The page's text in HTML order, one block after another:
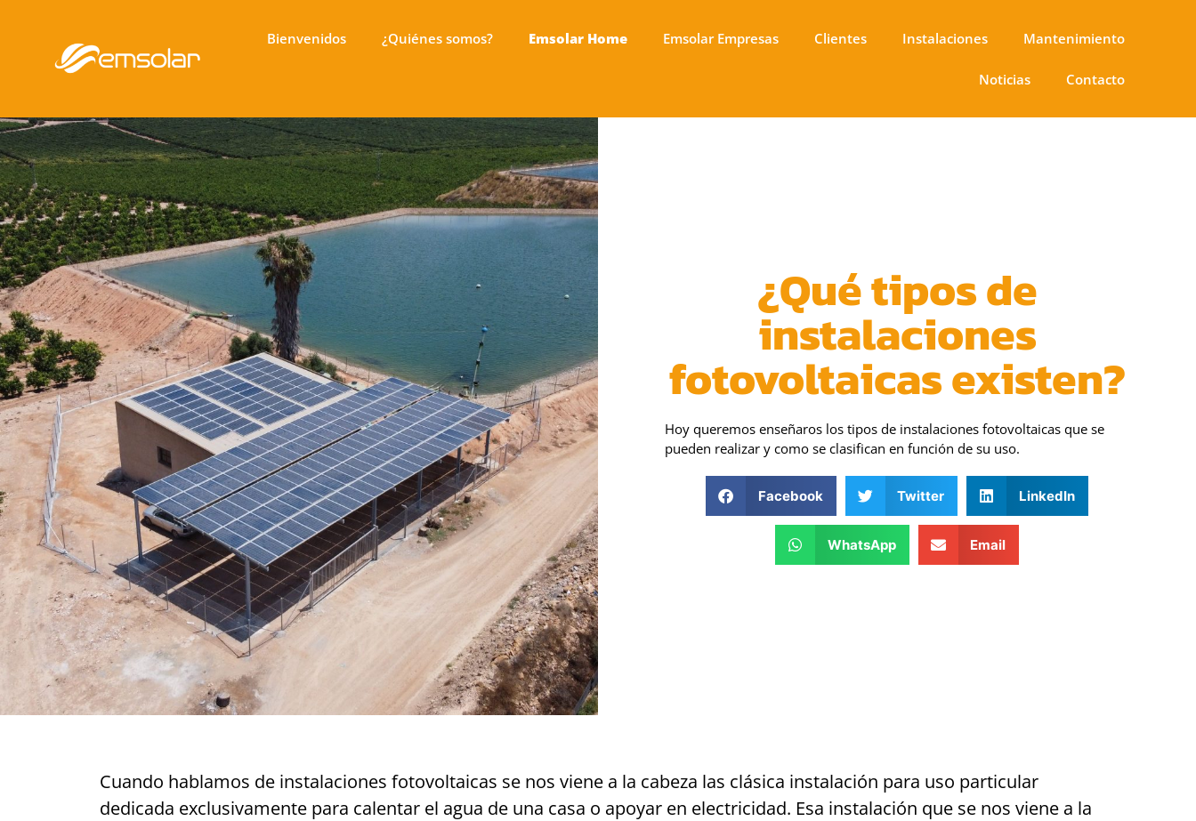
Bienvenidos ¿Quiénes somos? Emsolar Home Emsolar Empresas Clientes Instalaciones Mantenimiento
Noticias Contacto
¿Qué tipos de
instalaciones
fotovoltaicas existen?
Hoy queremos enseñaros los tipos de instalaciones fotovoltaicas que se
pueden realizar y como se clasifican en función de su uso.
Facebook Twitter LinkedIn
WhatsApp Email
Cuando hablamos de instalaciones fotovoltaicas se nos viene a la cabeza las clásica instalación para uso particular
dedicada exclusivamente para calentar el agua de una casa o apoyar en electricidad. Esa instalación que se nos viene a la